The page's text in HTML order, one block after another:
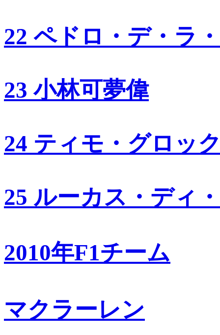
22 ペドロ・デ・ラ
23 小林可夢偉
24 ティモ・グロッ
25 ルーカス・ディ
2010年F1チーム
マクラーレン